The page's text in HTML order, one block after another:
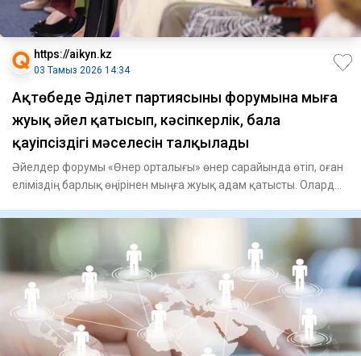
https://aikyn.kz
03 Тамыз 2026 14:34
Ақтөбеде Әділет партиясының форумына мыңға
жуық әйел қатысып, кәсіпкерлік, бала
қауіпсіздігі мәселесін талқылады
Әйелдер форумы «Өнер орталығы» өнер сарайында өтіп, оған
еліміздің барлық өңірінен мыңға жуық адам қатысты. Олардың